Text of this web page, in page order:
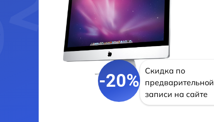
-20%
Скидка по
предварительной
записи на сайте